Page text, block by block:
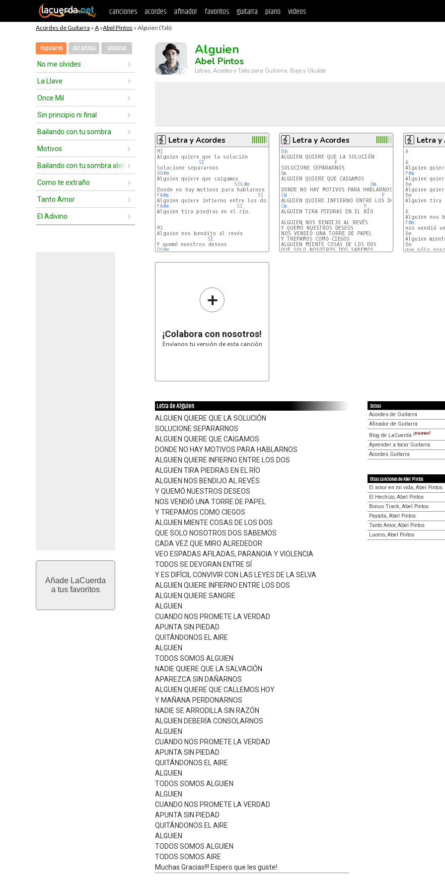
canciones acordes afinador favoritos guitarra piano videos
Acordes de Guitarra » A »Abel Pintos » Alguien (Tab)
Populares del Artista Historial
No me olvides
La Llave
Once Mil
Sin principio ni final
Bailando con tu sombra
Motivos
Bailando con tu sombra alelí
Como te extraño
Tanto Amor
El Adivino
Añade LaCuerda
a tus favoritos
Alguien
Abel Pintos
Letras, Acordes y Tabs para Guitarra, Bajo y Ukulele
Letra y Acordes
MI
SI
DO#m
SOL#m
FA#m
SI
FA#m
SI
Alguien tira piedras en el río.
MI
SI
DO#m
Letra y Acordes
Bb
F
Gm
Dm
Cm
F
Cm
F
ALGUIEN TIRA PIEDRAS EN EL RÍO
ALGUIEN NOS BENDIJO AL REVÉS
Y QUEMÓ NUESTROS DESEOS
NOS VENDIÓ UNA TORRE DE PAPEL
Y TREPAMOS COMO CIEGOS
ALGUIEN MIENTE COSAS DE LOS DOS
QUE SOLO NOSOTROS DOS SABEMOS
Letra y
A
A
F#m
Bm
Bm
Alguien tira
A
F#m
Bm
Bm
+
¡Colabora con nosotros!
Envíanos tu versión de esta canción
Letra de Alguien
ALGUIEN QUIERE QUE LA SOLUCIÓN
SOLUCIONE SEPARARNOS
ALGUIEN QUIERE QUE CAIGAMOS
DONDE NO HAY MOTIVOS PARA HABLARNOS
ALGUIEN QUIERE INFIERNO ENTRE LOS DOS
ALGUIEN TIRA PIEDRAS EN EL RÍO
ALGUIEN NOS BENDIJO AL REVÉS
Y QUEMÓ NUESTROS DESEOS
NOS VENDIÓ UNA TORRE DE PAPEL
Y TREPAMOS COMO CIEGOS
ALGUIEN MIENTE COSAS DE LOS DOS
QUE SOLO NOSOTROS DOS SABEMOS
CADA VEZ QUE MIRO ALREDEDOR
VEO ESPADAS AFILADAS, PARANOIA Y VIOLENCIA
TODOS SE DEVORAN ENTRE SÍ
Y ES DIFÍCIL CONVIVIR CON LAS LEYES DE LA SELVA
ALGUIEN QUIERE INFIERNO ENTRE LOS DOS
ALGUIEN QUIERE SANGRE
ALGUIEN
CUANDO NOS PROMETE LA VERDAD
APUNTA SIN PIEDAD
QUITÁNDONOS EL AIRE
ALGUIEN
TODOS SOMOS ALGUIEN
NADIE QUIERE QUE LA SALVACIÓN
APAREZCA SIN DAÑARNOS
ALGUIEN QUIERE QUE CALLEMOS HOY
Y MAÑANA PERDONARNOS
NADIE SE ARRODILLA SIN RAZÓN
ALGUIEN DEBERÍA CONSOLARNOS
ALGUIEN
CUANDO NOS PROMETE LA VERDAD
APUNTA SIN PIEDAD
QUITÁNDONOS EL AIRE
ALGUIEN
TODOS SOMOS ALGUIEN
ALGUIEN
CUANDO NOS PROMETE LA VERDAD
APUNTA SIN PIEDAD
QUITÁNDONOS EL AIRE
ALGUIEN
TODOS SOMOS ALGUIEN
TODOS SOMOS AIRE
Muchas Gracias!!! Espero que les guste!
Extras
Acordes de Guitarra
Afinador de Guitarra
Blog de LaCuerda ¡nuevo!
Aprender a tocar Guitarra
Acordes Guitarra
Otras canciones de Abel Pintos
El amor en mi vida, Abel Pintos
El Hechizo, Abel Pintos
Bonus Track, Abel Pintos
Payada, Abel Pintos
Tanto Amor, Abel Pintos
Lucero, Abel Pintos